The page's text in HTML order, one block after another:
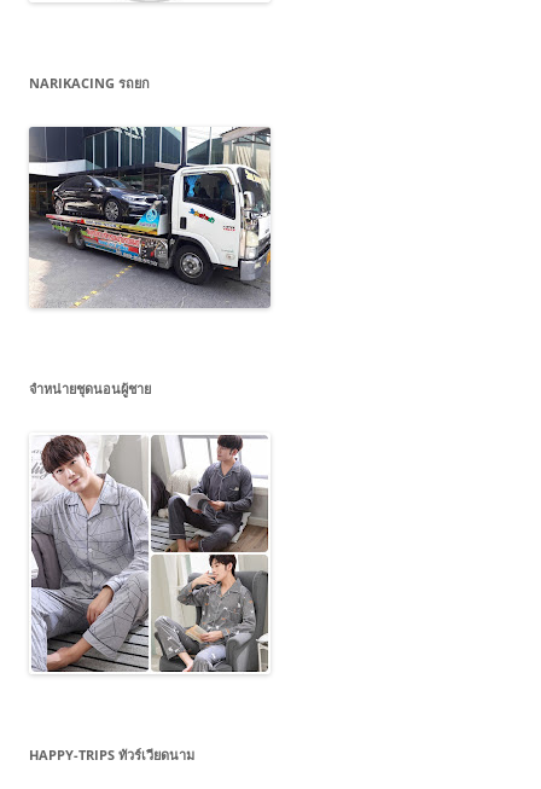
NARIKACING รถยก
จำหน่ายชุดนอนผู้ชาย
HAPPY-TRIPS ทัวร์เวียดนาม